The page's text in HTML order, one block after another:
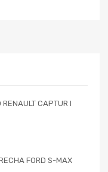
RENAULT CAPTUR I
FORD S-MAX